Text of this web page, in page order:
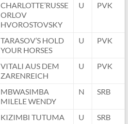
CHARLOTTE’RUSSE
ORLOV
HVOROSTOVSKY
U PVK
TARASOV’S HOLD
YOUR HORSES
U PVK
VITALI AUS DEM
ZARENREICH
U PVK
MBWASIMBA
MILELE WENDY
N SRB
KIZIMBI TUTUMA U
SRB